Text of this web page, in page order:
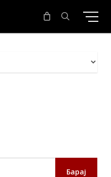
search
Барај